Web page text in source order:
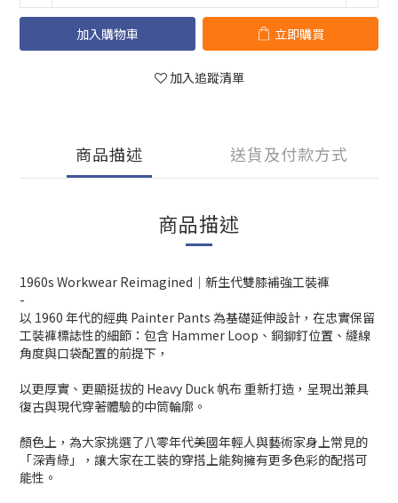
加入購物車 立即購買
加入追蹤清單
商品描述 送貨及付款方式
商品描述
1960s Workwear Reimagined｜新生代雙膝補強工裝褲
-
以 1960 年代的經典 Painter Pants 為基礎延伸設計，在忠實保留
工裝褲標誌性的細節：包含 Hammer Loop、銅鉚釘位置、縫線
角度與口袋配置的前提下，
以更厚實、更顯挺拔的 Heavy Duck 帆布 重新打造，呈現出兼具
復古與現代穿著體驗的中筒輪廓。
顏色上，為大家挑選了八零年代美國年輕人與藝術家身上常見的
「深青綠」，讓大家在工裝的穿搭上能夠擁有更多色彩的配搭可
能性。